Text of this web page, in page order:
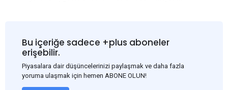
Bu içeriğe sadece +plus aboneler
erişebilir.
Piyasalara dair düşüncelerinizi paylaşmak ve daha fazla
yoruma ulaşmak için hemen ABONE OLUN!